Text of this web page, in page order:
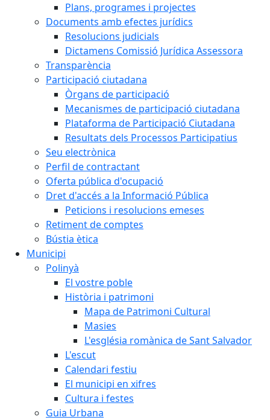
Plans, programes i projectes
Documents amb efectes jurídics
Resolucions judicials
Dictamens Comissió Jurídica Assessora
Transparència
Participació ciutadana
Òrgans de participació
Mecanismes de participació ciutadana
Plataforma de Participació Ciutadana
Resultats dels Processos Participatius
Seu electrònica
Perfil de contractant
Oferta pública d'ocupació
Dret d'accés a la Informació Pública
Peticions i resolucions emeses
Retiment de comptes
Bústia ètica
Municipi
Polinyà
El vostre poble
Història i patrimoni
Mapa de Patrimoni Cultural
Masies
L'església romànica de Sant Salvador
L'escut
Calendari festiu
El municipi en xifres
Cultura i festes
Guia Urbana